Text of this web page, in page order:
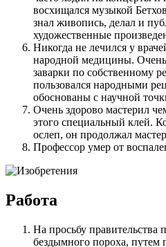
восхищался музыкой
знал живопись, делал и
художественные
Никогда не лечился у
народной медицины.
заварки по собственному
пользовался народными
обоснованы с научной
Очень здорово мастерил
этого специальный клей.
ослеп, он продолжал
Профессор умер от
Работа
На просьбу правительства
бездымного пороха, путем